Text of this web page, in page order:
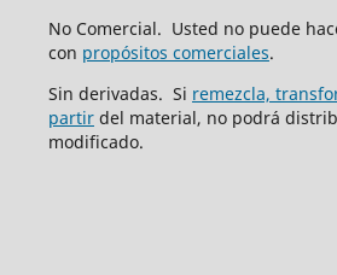
No Comercial. Usted no puede
con propósitos comerciales.
Sin derivadas. Si remezcla,
partirdel material, no podrá
modificado.